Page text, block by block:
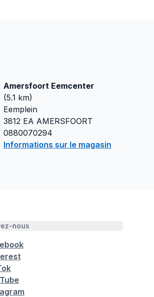
Amersfoort Eemcenter
(5.1 km)
Eemplein
3812 EA AMERSFOORT
0880070294
Informations sur le magasin
nous